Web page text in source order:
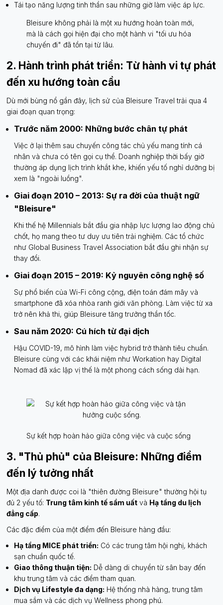
Tái tạo năng lượng tinh thần sau những giờ làm việc áp lực.
Bleisure không phải là một xu hướng hoàn toàn mới,
mà là cách gọi hiện đại cho một hành vi "tối ưu hóa
chuyến đi" đã tồn tại từ lâu.
2. Hành trình phát triển: Từ hành vi tự phát
đến xu hướng toàn cầu
Dù mới bùng nổ gần đây, lịch sử của Bleisure Travel trải qua 4
giai đoạn quan trọng:
Trước năm 2000: Những bước chân tự phát
Việc ở lại thêm sau chuyến công tác chủ yếu mang tính cá
nhân và chưa có tên gọi cụ thể. Doanh nghiệp thời bấy giờ
thường áp dụng lịch trình khắt khe, khiến yếu tố nghỉ dưỡng bị
xem là "ngoài luồng".
Giai đoạn 2010 – 2013: Sự ra đời của thuật ngữ
"Bleisure"
Khi thế hệ Millennials bắt đầu gia nhập lực lượng lao động chủ
chốt, họ mang theo tư duy ưu tiên trải nghiệm. Các tổ chức
như Global Business Travel Association bắt đầu ghi nhận sự
thay đổi.
Giai đoạn 2015 – 2019: Kỷ nguyên công nghệ số
Sự phổ biến của Wi-Fi công cộng, điện toán đám mây và
smartphone đã xóa nhòa ranh giới văn phòng. Làm việc từ xa
trở nên khả thi, giúp Bleisure tăng trưởng thần tốc.
Sau năm 2020: Cú hích từ đại dịch
Hậu COVID-19, mô hình làm việc hybrid trở thành tiêu chuẩn.
Bleisure cùng với các khái niệm như Workation hay Digital
Nomad đã xác lập vị thế là một phong cách sống dài hạn.
Sự kết hợp hoàn hảo giữa công việc và cuộc sống
3. "Thủ phủ" của Bleisure: Những điểm
đến lý tưởng nhất
Một địa danh được coi là "thiên đường Bleisure" thường hội tụ
đủ 2 yếu tố: Trung tâm kinh tế sầm uất và Hạ tầng du lịch
đẳng cấp.
Các đặc điểm của một điểm đến Bleisure hàng đầu:
Hạ tầng MICE phát triển: Có các trung tâm hội nghị, khách
sạn chuẩn quốc tế.
Giao thông thuận tiện: Dễ dàng di chuyển từ sân bay đến
khu trung tâm và các điểm tham quan.
Dịch vụ Lifestyle đa dạng: Hệ thống nhà hàng, trung tâm
mua sắm và các dịch vụ Wellness phong phú.